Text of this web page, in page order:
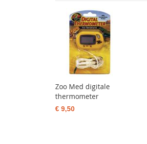
Zoo Med digitale
thermometer
€ 9,50